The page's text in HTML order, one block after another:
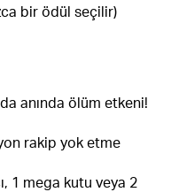
bir ödül seçilir)
anında ölüm etkeni!
rakip yok etme
1 mega kutu veya 2